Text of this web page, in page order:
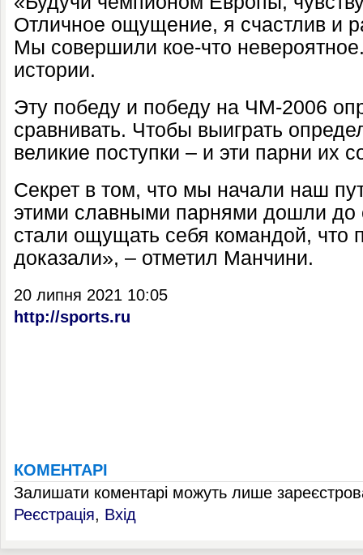
Отличное ощущение, я счастлив и
Мы совершили кое-что
истории.
Эту победу и победу на ЧМ-2006
сравнивать. Чтобы выиграть
великие поступки – и эти парни их
Секрет в том, что мы начали наш
этими славными парнями дошли до
стали ощущать себя командой, что
доказали», – отметил Манчини.
20 липня 2021 10:05
http://sports.ru
КОМЕНТАРІ
Залишати коментарі можуть лише
Реєстрація, Вхід